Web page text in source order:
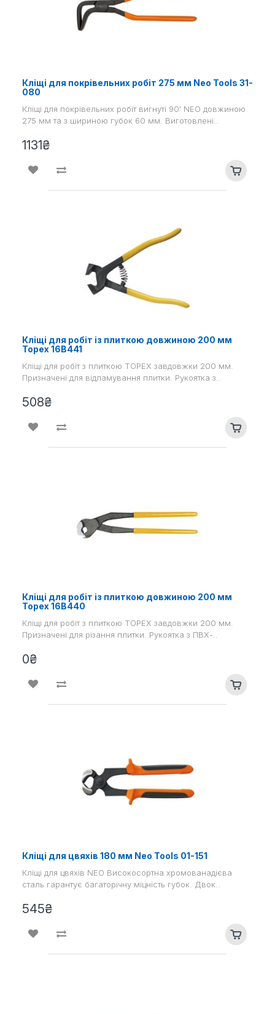
Кліщі для покрівельних робіт 275 мм Neo Tools 31-
080
Кліщі для покрівельних робіт вигнуті 90' NEO довжиною
275 мм та з шириною губок 60 мм. Виготовлені..
1131₴
Кліщі для робіт із плиткою довжиною 200 мм
Topex 16B441
Кліщі для робіт з плиткою TOPEX завдовжки 200 мм.
Призначені для відламування плитки. Рукоятка з..
508₴
Кліщі для робіт із плиткою довжиною 200 мм
Topex 16В440
Кліщі для робіт з плиткою TOPEX завдовжки 200 мм.
Призначені для різання плитки. Рукоятка з ПВХ-..
0₴
Кліщі для цвяхів 180 мм Neo Tools 01-151
Кліщі для цвяхів NEO Високосортна хромованадієва
сталь гарантує багаторічну міцність губок. Двок..
545₴